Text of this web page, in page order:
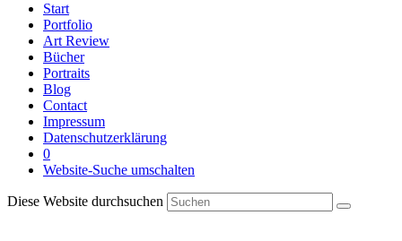
Start
Portfolio
Art Review
Bücher
Portraits
Blog
Contact
Impressum
Datenschutzerklärung
0
Website-Suche umschalten
Diese Website durchsuchen